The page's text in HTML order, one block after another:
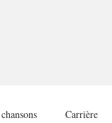
Carrière